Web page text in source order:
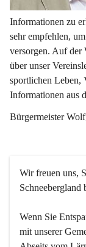
Informationen zu
sehr empfehlen,
versorgen. Auf der
über unser
sportlichen Leben,
Informationen aus
Bürgermeister
Wir freuen uns,
Schneebergland
Wenn Sie
mit unserer